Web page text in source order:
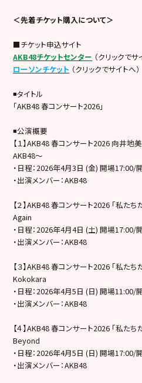
＜先着チケット購入について＞
■チケット申込サイト
AKB48チケットセンター （クリックでサ
ローソンチケット （クリックでサイトへ）
◾️タイトル
「AKB48 春コンサート2026」
◾️公演概要
【１】AKB48 春コンサート2026 向井地
AKB48〜
・日程：2026年4月3日 (金) 開場17:00/
・出演メンバー：AKB48
【２】AKB48 春コンサート2026 「私たち
Again
・日程：2026年4月4日 (土) 開場17:00/
・出演メンバー：AKB48
【３】AKB48 春コンサート2026 「私たち
Kokokara
・日程：2026年4月5日 (日) 開場11:00/
・出演メンバー：AKB48
【４】AKB48 春コンサート2026 「私たち
Beyond
・日程：2026年4月5日 (日) 開場17:00/
・出演メンバー：AKB48